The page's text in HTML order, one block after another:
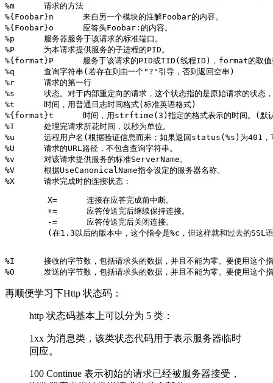
%m	请求的方法
%{Foobar}n	来自另一个模块的注解Foobar的内容。
%{Foobar}o	应答头Foobar:的内容。
%p	服务器服务于该请求的标准端口。
%P	为本请求提供服务的子进程的PID。
%{format}P	服务于该请求的PID或TID(线程ID)，format的取值范围为：pid和tid(2.0.46及以后版本)以及hextid(需要APR1.2.0及以上版本)
%q	查询字符串(若存在则由一个"?"引导，否则返回空串)
%r	请求的第一行
%s	状态。对于内部重定向的请求，这个状态指的是原始请求的状态，---%>s则指的是最后请求的状态。
%t	时间，用普通日志时间格式(标准英语格式)
%{format}t	时间，用strftime(3)指定的格式表示的时间。(默认情况下按本地化格式)
%T	处理完请求所花时间，以秒为单位。
%u	远程用户名(根据验证信息而来；如果返回status(%s)为401，可能是假的)
%U	请求的URL路径，不包含查询字符串。
%v	对该请求提供服务的标准ServerName。
%V	根据UseCanonicalName指令设定的服务器名称。
X=	连接在应答完成前中断。
+=	应答传送完后继续保持连接。
-=	应答传送完后关闭连接。
(在1.3以后的版本中，这个指令是%c，但这样就和过去的
%I	接收的字节数，包括请求头的数据，并且不能为零。要使用这个指令你必须启用mod_logio模块。
%O	发送的字节数，包括请求头的数据，并且不能为零。要使用
再顺便学习下Http 状态码：
http 状态码基本上可以分为 5 类：
1xx 为消息类，该类状态代码用于表示服务器临时
回应。
100 Continue 表示初始的请求已经被服务器接受，